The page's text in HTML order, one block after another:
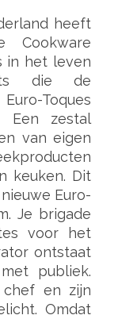
heeft
Cookware
in het leven
die de
Toques
Een zestal
van eigen
keuken. Dit
Euro-
Je brigade
voor het
ontstaat
publiek.
chef en zijn
Omdat